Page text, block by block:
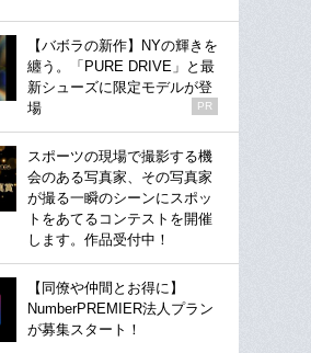
【バボラの新作】NYの輝きを
纏う。「PURE DRIVE」と最
新シューズに限定モデルが登
場
PR
スポーツの現場で撮影する機
会のある写真家、その写真家
が撮る一瞬のシーンにスポッ
トをあてるコンテストを開催
します。作品受付中！
【同僚や仲間とお得に】
NumberPREMIER法人プラン
が募集スタート！